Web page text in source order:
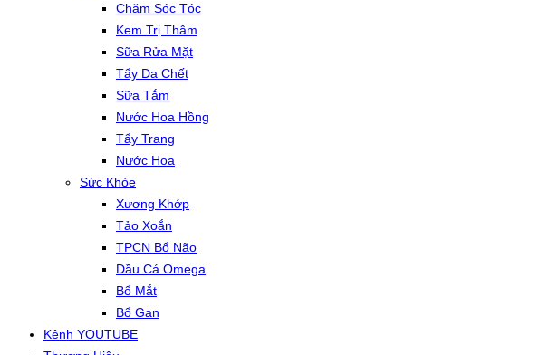
Chăm Sóc Tóc
Kem Trị Thâm
Sữa Rửa Mặt
Tẩy Da Chết
Sữa Tắm
Nước Hoa Hồng
Tẩy Trang
Nước Hoa
Sức Khỏe
Xương Khớp
Tảo Xoắn
TPCN Bổ Não
Dầu Cá Omega
Bổ Mắt
Bổ Gan
Kênh YOUTUBE